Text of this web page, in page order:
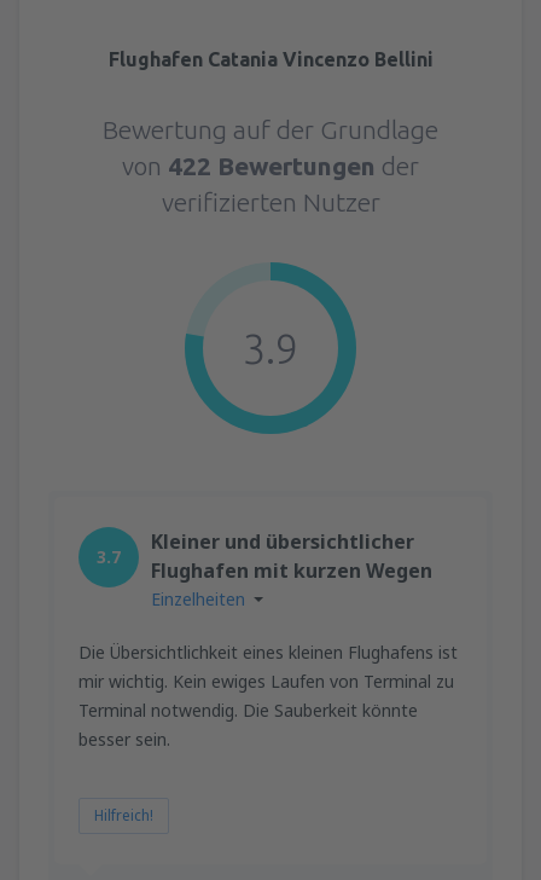
Flughafen Catania Vincenzo Bellini
Bewertung auf der Grundlage
von 422 Bewertungen der
verifizierten Nutzer
3.9
3.7
Kleiner und übersichtlicher
Flughafen mit kurzen Wegen
Einzelheiten
Die Übersichtlichkeit eines kleinen Flughafens ist
mir wichtig. Kein ewiges Laufen von Terminal zu
Terminal notwendig. Die Sauberkeit könnte
besser sein.
Hilfreich!